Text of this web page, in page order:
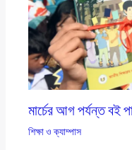
মার্চের আগ পর্যন্ত বই
শিক্ষা ও ক্যাম্পাস